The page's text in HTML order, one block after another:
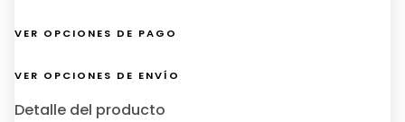
VER OPCIONES DE PAGO
VER OPCIONES DE ENVÍO
Detalle del producto